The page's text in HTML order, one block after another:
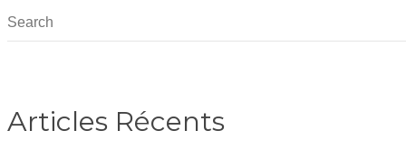
Articles Récents